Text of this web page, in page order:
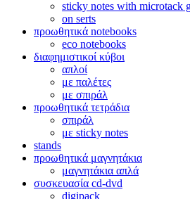
sticky notes with microtack
on serts
προωθητικά notebooks
eco notebooks
διαφημιστικοί κύβοι
απλοί
με παλέτες
με σπιράλ
προωθητικά τετράδια
σπιράλ
με sticky notes
stands
προωθητικά μαγνητάκια
μαγνητάκια απλά
συσκευασία cd-dvd
digipack